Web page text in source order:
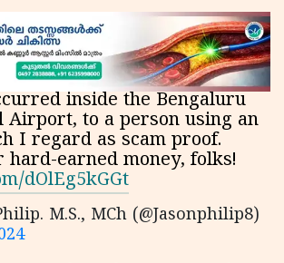
inside the Bengaluru
Airport, to a person using an
I regard as scam proof.
hard-earned money, folks!
dOlEg5kGGt
M.S., MCh (@Jasonphilip8)